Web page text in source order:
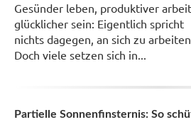
Gesünder leben, produktiver
glücklicher sein: Eigentlich spricht
nichts dagegen, an sich zu
Doch viele setzen sich in...
Partielle Sonnenfinsternis: So